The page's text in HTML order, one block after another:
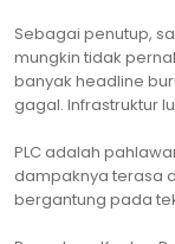
Sebagai penutup,
mungkin tidak
banyak headline
gagal. Infrastruktur
PLC adalah
dampaknya terasa
bergantung pada